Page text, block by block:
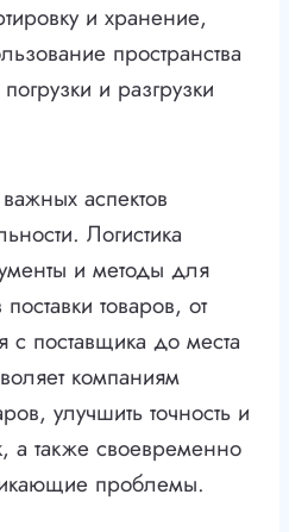
и хранение,
пространства
и разгрузки
аспектов
Логистика
и методы для
товаров, от
с поставщика до места
компаниям
улучшить точность и
а также своевременно
проблемы.